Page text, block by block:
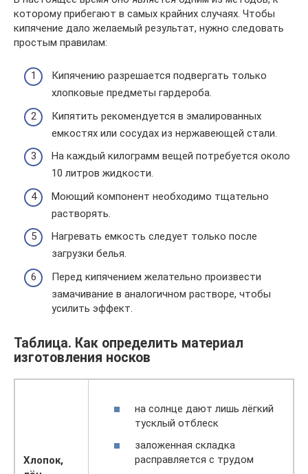
которому прибегают в самых крайних случаях. Чтобы
кипячение дало желаемый результат, нужно следовать
простым правилам:
Кипячению разрешается подвергать только
хлопковые предметы гардероба.
Кипятить рекомендуется в эмалированных
емкостях или сосудах из нержавеющей стали.
На каждый килограмм вещей потребуется около
10 литров жидкости.
Моющий компонент необходимо тщательно
растворять.
Нагревать емкость следует только после
загрузки белья.
Перед кипячением желательно произвести
замачивание в аналогичном растворе, чтобы
усилить эффект.
Таблица. Как определить материал
изготовления носков
Хлопок,
на солнце дают лишь лёгкий
тусклый отблеск
заложенная складка
расправляется с трудом